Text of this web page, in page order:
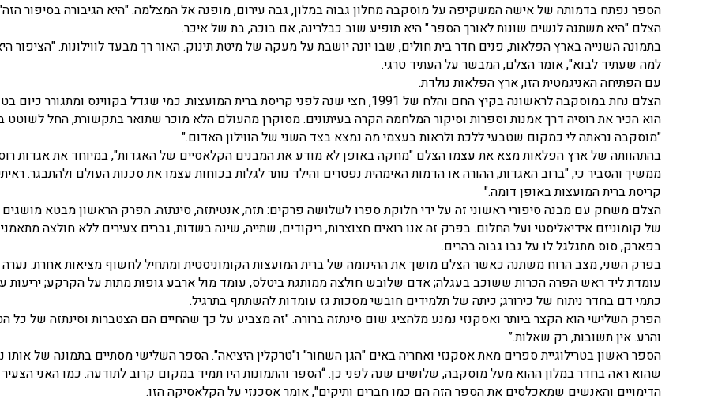
הספר נפתח בדמותה של אישה המשקיפה על מוסקבה מחלון גבוה במלון, גבה עירום, מופנה אל המצלמה. "היא הגיבורה בסיפור
הצלם "היא משתנה לנשים שונות לאורך הספר." היא תופיע שוב כבלרינה, אם בוכה, בת של איכר.
בתמונה השנייה בארץ הפלאות, פנים חדר בית חולים, שבו יונה יושבת על מעקה של מיטת תינוק. האור רך מבעד לווילונות. "הציפור
למה שעתיד לבוא", אומר הצלם, המבשר על העתיד טרגי.
עם הפתיחה האניגמטית הזו, ארץ הפלאות נולדת.
הצלם נחת במוסקבה לראשונה בקיץ החם והלח של 1991, חצי שנה לפני קריסת ברית המועצות. כמי שגדל בקווינס ומתגורר
הוא הכיר את רוסיה דרך אמנות וספרות וסיקור המלחמה הקרה בעיתונים. מסוקרן מהעולם הלא מוכר שתואר בתקשורת, החל לשוטט
"מוסקבה נראתה לי כמקום שטבעי ללכת ולראות בעצמי מה נמצא בצד השני של הווילון האדום."
בהתהוותה של ארץ הפלאות מצא את עצמו הצלם "מחקה באופן לא מודע את המבנים הקלאסיים של האגדות", במיוחד את אגדות
ממשיך והסביר כי, "ברוב האגדות, ההורה או הדמות האימהית נפטרים והילד נותר לגלות בכוחות עצמו את סכנות העולם ולהתבגר.
קריסת ברית המועצות באופן דומה."
הצלם משחק עם מבנה סיפורי ראשוני זה על ידי חלוקת ספרו לשלושה פרקים: תזה, אנטיתזה, סינתזה. הפרק הראשון מבטא
של קומוניזם אידיאליסטי ועל החלום. בפרק זה אנו רואים חצוצרות, ריקודים, שתייה, שינה בשדות, גברים צעירים ללא חולצה
בפארק, סוס מתגלגל לו על ​​גבו גבוה בהרים.
בפרק השני, מצב הרוח משתנה כאשר הצלם מושך את ההינומה של ברית המועצות הקומוניסטית ומתחיל לחשוף מציאות אחרת: נערה
עומדת ליד ראש הפרה הכרות ששוכב בעגלה; אדם שלובש חולצה ממותגת ביטלס, עומד מול ארבע גופות מתות על הקרקע; יריעות
כתמי דם בחדר ניתוח של כירורג; כיתה של תלמידים חובשי מסכות גז עומדות להשתתף בתרגיל.
הפרק השלישי הוא הקצר ביותר ואסקנזי נמנע מלהציג שום סינתזה ברורה. "זה מצביע על כך שהחיים הם הצטברות וסינתזה של כל
והרע. אין תשובות, רק שאלות.”
הספר ראשון בטרילוגיית ספרים מאת אסקנזי ואחריה באים "הגן השחור" ו"טרקלין היציאה". הספר השלישי מסתיים בתמונה של אותו
שהוא ראה בחדר במלון ההוא מעל מוסקבה, שלושים שנה לפני כן. “הספר והתמונות היו תמיד במקום קרוב לתודעה. כמו האני
הדימויים והאנשים שמאכלסים את הספר הזה הם כמו חברים ותיקים", אומר אסכנזי על הקלאסיקה הזו.